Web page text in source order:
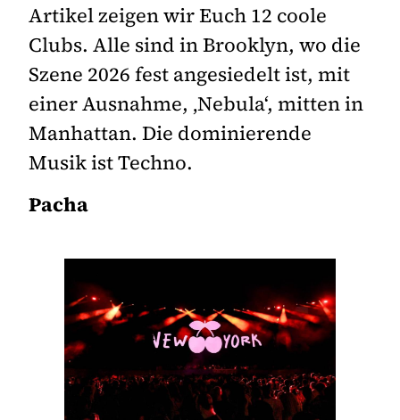
Artikel zeigen wir Euch 12 coole
Clubs. Alle sind in Brooklyn, wo die
Szene 2026 fest angesiedelt ist, mit
einer Ausnahme, ‚Nebula‘, mitten in
Manhattan. Die dominierende
Musik ist Techno.
Pacha